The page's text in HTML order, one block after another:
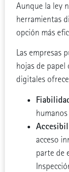
Aunque la ley
herramientas
opción más
Las empresas
hojas de papel
digitales
acceso
parte de